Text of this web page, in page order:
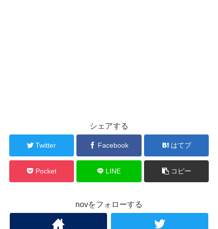
シェアする
Twitter Facebook はてブ
Pocket LINE コピー
novをフォローする